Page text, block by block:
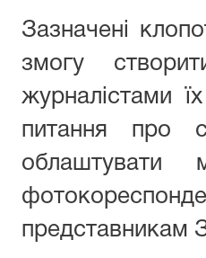
Зазначені
змогу
журналістами
питання про
облаштувати
представникам